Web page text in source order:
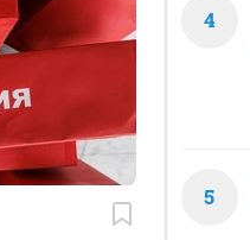
4
5